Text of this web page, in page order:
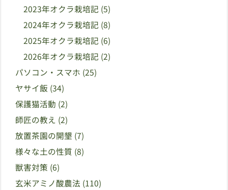
2023年オクラ栽培記 (5)
2024年オクラ栽培記 (8)
2025年オクラ栽培記 (6)
2026年オクラ栽培記 (2)
パソコン・スマホ (25)
ヤサイ飯 (34)
保護猫活動 (2)
師匠の教え (2)
放置茶園の開墾 (7)
様々な土の性質 (8)
獣害対策 (6)
玄米アミノ酸農法 (110)